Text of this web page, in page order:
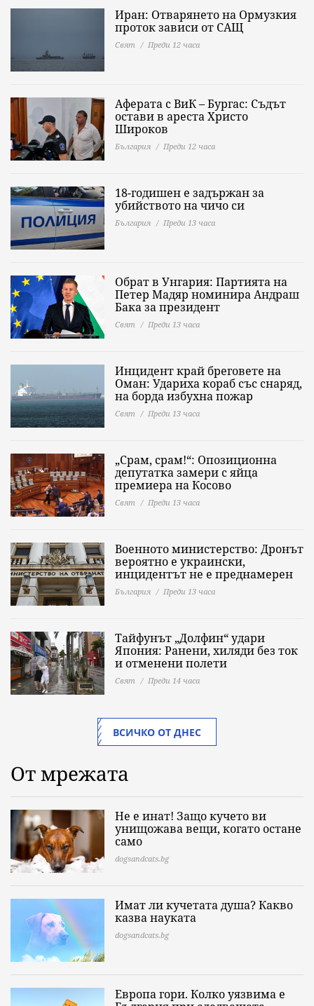
Иран: Отварянето на Ормузкия
проток зависи от САЩ
Свят Преди 12 часа
Аферата с ВиК – Бургас: Съдът
остави в ареста Христо
Широков
България Преди 12 часа
18-годишен е задържан за
убийството на чичо си
България Преди 13 часа
Обрат в Унгария: Партията на
Петер Мадяр номинира Андраш
Бака за президент
Свят Преди 13 часа
Инцидент край бреговете на
Оман: Удариха кораб със снаряд,
на борда избухна пожар
Свят Преди 13 часа
„Срам, срам!“: Опозиционна
депутатка замери с яйца
премиера на Косово
Свят Преди 13 часа
Военното министерство: Дронът
вероятно е украински,
инцидентът не е преднамерен
България Преди 13 часа
Тайфунът „Долфин“ удари
Япония: Ранени, хиляди без ток
и отменени полети
Свят Преди 14 часа
ВСИЧКО ОТ ДНЕС
От мрежата
Не е инат! Защо кучето ви
унищожава вещи, когато остане
само
dogsandcats.bg
Имат ли кучетата душа? Какво
казва науката
dogsandcats.bg
Европа гори. Колко уязвима е